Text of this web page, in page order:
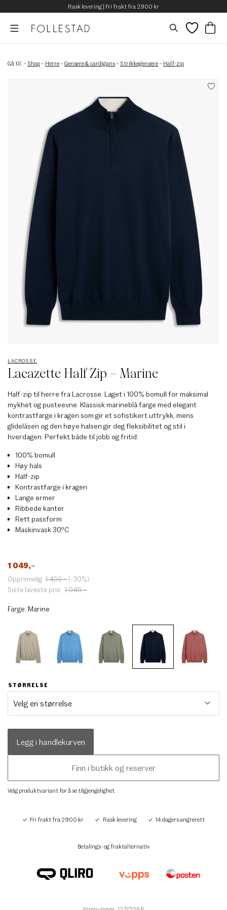
Rask levering | Fri frakt fra 2900 kr
Gå til: – Shop – Herre –Gensere & cardigans – Strikkegensere – Half-zip
LACROSSE
Lacazette Half Zip – Marine
Half-zip til herre fra Lacrosse. Laget i 100% bomull for maksimal
mykhet og pusteevne. Klassisk marineblå farge med elegant
kontrastfarge i kragen som gir et sofistikert uttrykk, mens
glidelåsen og den høye halsen gir deg fleksibilitet og stil i
hverdagen. Perfekt både til jobb og fritid.
100% bomull
Høy hals
Half-zip
Kontrastfarge i kragen
Lange ermer
Ribbede kanter
Rett passform
Maskinvask 30ºC
1 049,–
Opprinnelig: 1 499,– (-30%)
Siste laveste pris: 1 049,–
Farge: Marine
STØRRELSE
Legg i handlekurven
Finn i butikk og reserver
Velg produktvariant for å se tilgjengelighet
Fri frakt fra 2900 kr Rask levering 14 dagers angrerett
Betalings- og fraktalternativ